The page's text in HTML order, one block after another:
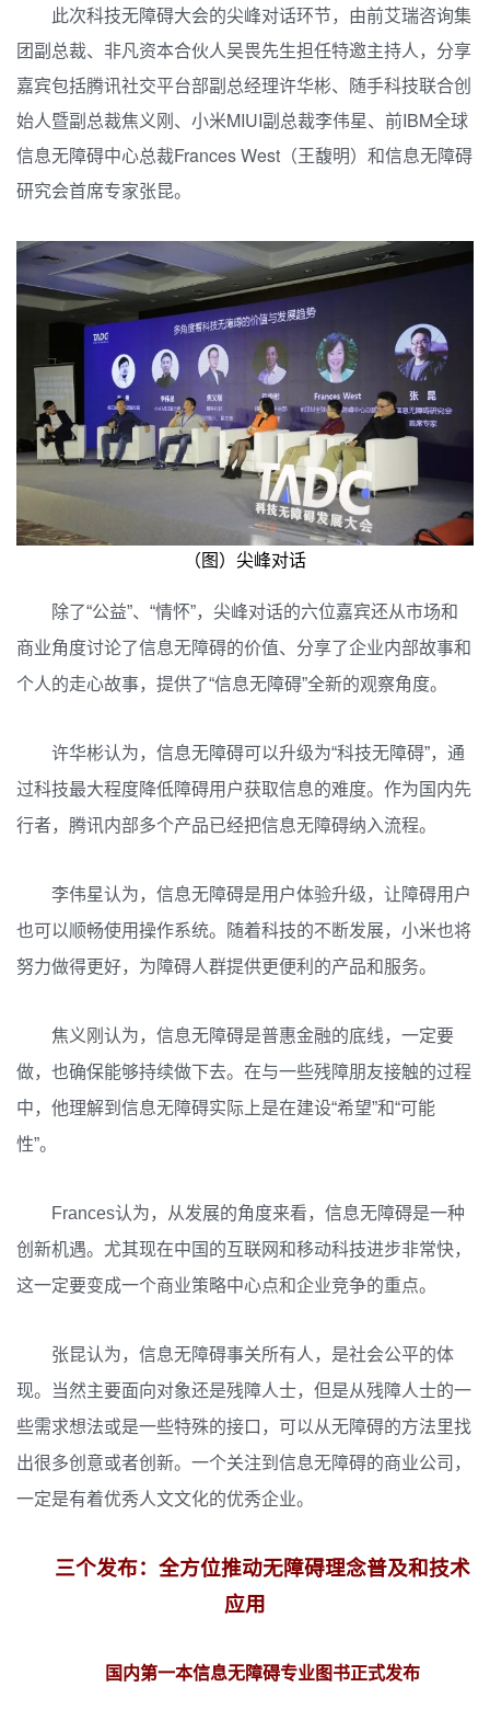
此次科技无障碍大会的尖峰对话环节，由前艾瑞咨询集
团副总裁、非凡资本合伙人吴畏先生担任特邀主持人，分享
嘉宾包括腾讯社交平台部副总经理许华彬、随手科技联合创
始人暨副总裁焦义刚、小米MIUI副总裁李伟星、前IBM全球
信息无障碍中心总裁Frances West（王馥明）和信息无障碍
研究会首席专家张昆。
（图）尖峰对话
除了“公益”、“情怀”，尖峰对话的六位嘉宾还从市场和
商业角度讨论了信息无障碍的价值、分享了企业内部故事和
个人的走心故事，提供了“信息无障碍”全新的观察角度。
许华彬认为，信息无障碍可以升级为“科技无障碍”，通
过科技最大程度降低障碍用户获取信息的难度。作为国内先
行者，腾讯内部多个产品已经把信息无障碍纳入流程。
李伟星认为，信息无障碍是用户体验升级，让障碍用户
也可以顺畅使用操作系统。随着科技的不断发展，小米也将
努力做得更好，为障碍人群提供更便利的产品和服务。
焦义刚认为，信息无障碍是普惠金融的底线，一定要
做，也确保能够持续做下去。在与一些残障朋友接触的过程
中，他理解到信息无障碍实际上是在建设“希望”和“可能
性”。
Frances认为，从发展的角度来看，信息无障碍是一种
创新机遇。尤其现在中国的互联网和移动科技进步非常快，
这一定要变成一个商业策略中心点和企业竞争的重点。
张昆认为，信息无障碍事关所有人，是社会公平的体
现。当然主要面向对象还是残障人士，但是从残障人士的一
些需求想法或是一些特殊的接口，可以从无障碍的方法里找
出很多创意或者创新。一个关注到信息无障碍的商业公司，
一定是有着优秀人文文化的优秀企业。
三个发布： 全方位推动无障碍理念普及和技术
应用
国内第一本信息无障碍专业图书正式发布